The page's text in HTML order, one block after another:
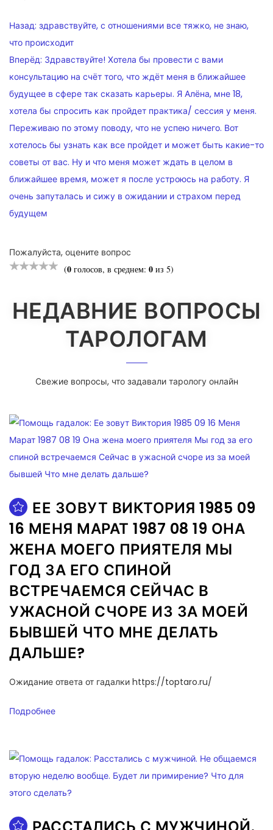
НАВИГАЦИЯ
ПО
ЗАПИСЯМ
Назад: здравствуйте, с отношениями все тяжко, не знаю,
что происходит
Вперёд: Здравствуйте! Хотела бы провести с вами
консультацию на счёт того, что ждёт меня в ближайшее
будущее в сфере так сказать карьеры. Я Алёна, мне 18,
хотела бы спросить как пройдет практика/ сессия у меня.
Переживаю по этому поводу, что не успею ничего. Вот
хотелось бы узнать как все пройдет и может быть какие-то
советы от вас. Ну и что меня может ждать в целом в
ближайшее время, может я после устроюсь на работу. Я
очень запуталась и сижу в ожидании и страхом перед
будущем
Пожалуйста, оцените вопрос
(0 голосов, в среднем: 0 из 5)
НЕДАВНИЕ ВОПРОСЫ
ТАРОЛОГАМ
Свежие вопросы, что задавали тарологу онлайн
ЕЕ ЗОВУТ ВИКТОРИЯ 1985 09
16 МЕНЯ МАРАТ 1987 08 19 ОНА
ЖЕНА МОЕГО ПРИЯТЕЛЯ МЫ
ГОД ЗА ЕГО СПИНОЙ
ВСТРЕЧАЕМСЯ СЕЙЧАС В
УЖАСНОЙ СЧОРЕ ИЗ ЗА МОЕЙ
БЫВШЕЙ ЧТО МНЕ ДЕЛАТЬ
ДАЛЬШЕ?
Ожидание ответа от гадалки https://toptaro.ru/
Подробнее